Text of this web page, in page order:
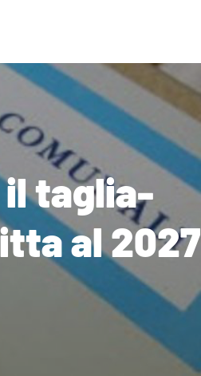
il taglia-
al 2027